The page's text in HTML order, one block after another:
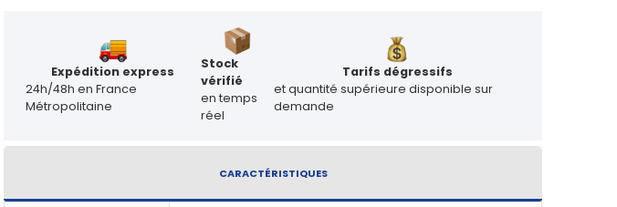
Expédition express
24h/48h en France
Métropolitaine
Stock
vérifié
en temps
réel
Tarifs dégressifs
et quantité supérieure disponible sur
demande
CARACTÉRISTIQUES